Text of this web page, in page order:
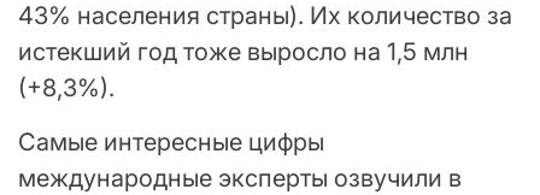
43% населения страны). Их количество за
истекший год тоже выросло на 1,5 млн
(+8,3%).
Самые интересные цифры
международные эксперты озвучили в